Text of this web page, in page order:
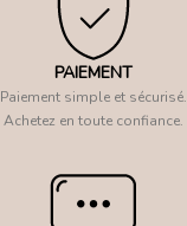
PAIEMENT
Paiement simple et sécurisé.
Achetez en toute confiance.